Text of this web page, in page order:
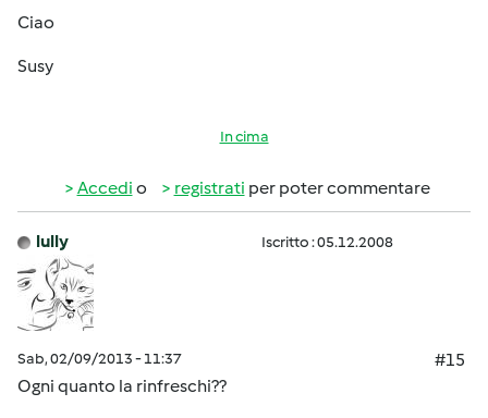
Ciao
Susy
In cima
Accedi o registrati per poter commentare
lully Iscritto : 05.12.2008
Sab, 02/09/2013 - 11:37
#15
Ogni quanto la rinfreschi??